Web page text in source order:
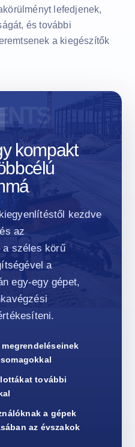
lefedjenek,
és további
a kiegészítők
kompakt
kezdve
az
a széles körű
a
egy-egy gépet,
további
a gépek
az évszakok